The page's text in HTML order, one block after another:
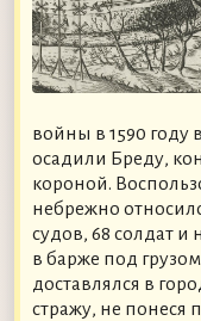
войны в 1590 году
осадили Бреду,
короной.
небрежно
судов, 68 солдат и
в барже под
доставлялся в
стражу, не понеся